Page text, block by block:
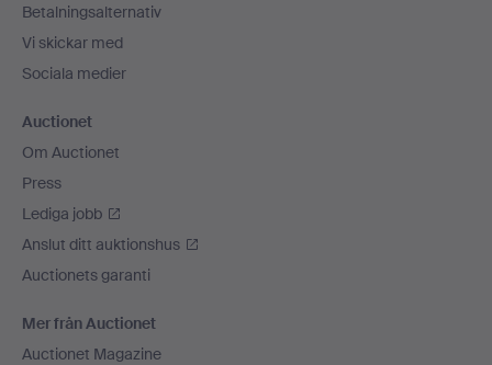
Betalningsalternativ
Vi skickar med
Sociala medier
Auctionet
Om Auctionet
Press
Lediga jobb
Anslut ditt auktionshus
Auctionets garanti
Mer från Auctionet
Auctionet Magazine